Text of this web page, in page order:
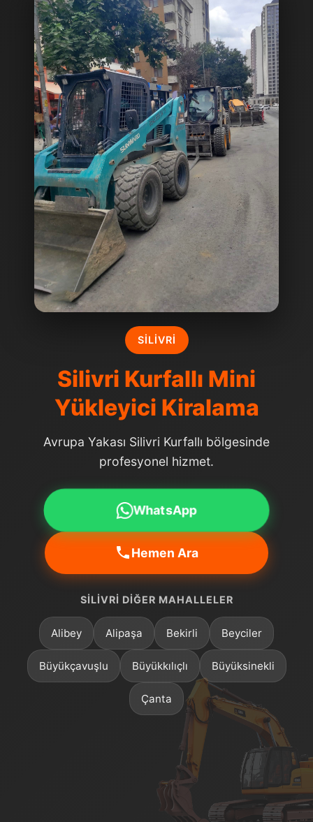
SILIVRI
Silivri Kurfallı Mini
Yükleyici Kiralama
Avrupa Yakası Silivri Kurfallı bölgesinde
profesyonel hizmet.
WhatsApp
Hemen Ara
SILIVRI DIĞER MAHALLELER
Alibey Alipaşa Bekirli Beyciler
Büyükçavuşlu Büyükkılıçlı Büyüksinekli
Çanta